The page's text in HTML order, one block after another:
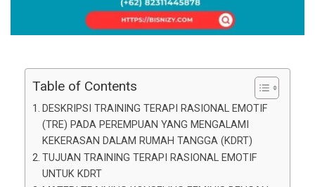
Table of Contents
DESKRIPSI TRAINING TERAPI RASIONAL EMOTIF
(TRE) PADA PEREMPUAN YANG MENGALAMI
KEKERASAN DALAM RUMAH TANGGA (KDRT)
TUJUAN TRAINING TERAPI RASIONAL EMOTIF
UNTUK KDRT